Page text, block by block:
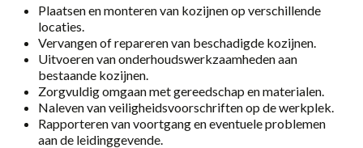
Plaatsen en monteren van kozijnen op verschillende
locaties.
Vervangen of repareren van beschadigde kozijnen.
Uitvoeren van onderhoudswerkzaamheden aan
bestaande kozijnen.
Zorgvuldig omgaan met gereedschap en materialen.
Naleven van veiligheidsvoorschriften op de werkplek.
Rapporteren van voortgang en eventuele problemen
aan de leidinggevende.
Apeldoorn
Barneveld
Deventer
Eerbeek
Elst